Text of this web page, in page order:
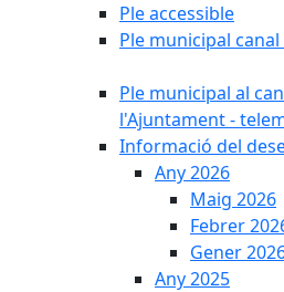
Ple accessible
Ple municipal canal
Ple municipal al
l'Ajuntament -
Informació del
Any 2026
Maig 2026
Febrer
Gener
Any 2025